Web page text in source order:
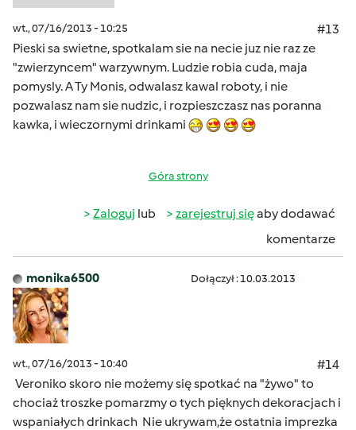
wt., 07/16/2013 - 10:25
#13
Pieski sa swietne, spotkalam sie na necie juz nie raz ze
"zwierzyncem" warzywnym. Ludzie robia cuda, maja
pomysly. A Ty Monis, odwalasz kawal roboty, i nie
pozwalasz nam sie nudzic, i rozpieszczasz nas poranna
kawka, i wieczornymi drinkami
Góra strony
Zaloguj lub zarejestruj sięaby dodawać
komentarze
monika6500 Dołączył : 10.03.2013
wt., 07/16/2013 - 10:40
#14
Veroniko skoro nie możemy się spotkać na "żywo" to
chociaż troszke pomarzmy o tych pięknych dekoracjach i
wspaniałych drinkach Nie ukrywam,że ostatnia imprezka